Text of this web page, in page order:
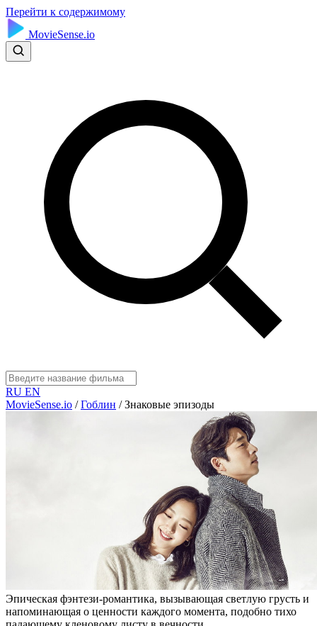
Перейти к содержимому
MovieSense.io
RU EN
MovieSense.io / Гоблин / Знаковые эпизоды
Эпическая фэнтези-романтика, вызывающая светлую грусть и
напоминающая о ценности каждого момента, подобно тихо